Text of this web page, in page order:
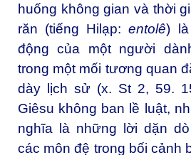
huống không gian và thời
răn (tiếng Hilạp: entolê)
động của một người
trong một mối tương quan
dày lịch sử (x. St 2, 59.
Giêsu không ban lề luật,
nghĩa là những lời dặn
các môn đệ trong bối cảnh